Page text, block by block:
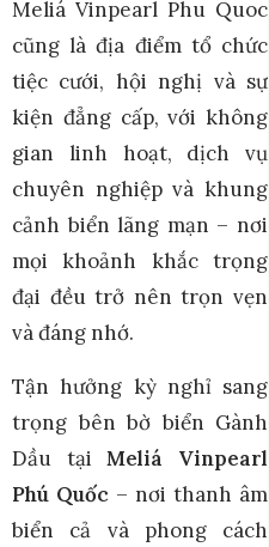
Meliá Vinpearl Phu Quoc
cũng là địa điểm tổ chức
tiệc cưới, hội nghị và sự
kiện đẳng cấp, với không
gian linh hoạt, dịch vụ
chuyên nghiệp và khung
cảnh biển lãng mạn – nơi
mọi khoảnh khắc trọng
đại đều trở nên trọn vẹn
và đáng nhớ.
Tận hưởng kỳ nghỉ sang
trọng bên bờ biển Gành
Dầu tạiMeliá Vinpearl
Phú Quốc – nơi thanh âm
biển cả và phong cách